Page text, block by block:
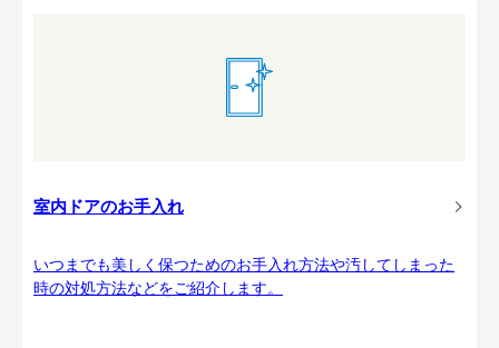
室内ドアのお手入れ
いつまでも美しく保つためのお手入れ方法や汚してしまった
時の対処方法などをご紹介します。